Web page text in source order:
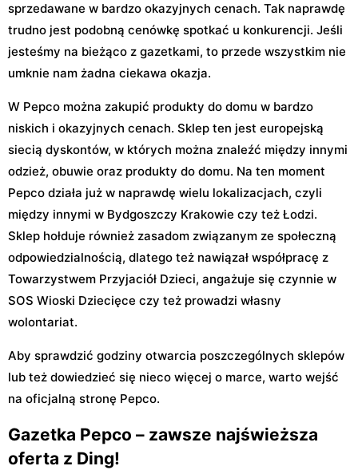
sprzedawane w bardzo okazyjnych cenach. Tak naprawdę
trudno jest podobną cenówkę spotkać u konkurencji. Jeśli
jesteśmy na bieżąco z gazetkami, to przede wszystkim nie
umknie nam żadna ciekawa okazja.
W Pepco można zakupić produkty do domu w bardzo
niskich i okazyjnych cenach. Sklep ten jest europejską
siecią dyskontów, w których można znaleźć między innymi
odzież, obuwie oraz produkty do domu. Na ten moment
Pepco działa już w naprawdę wielu lokalizacjach, czyli
między innymi w Bydgoszczy Krakowie czy też Łodzi.
Sklep hołduje również zasadom związanym ze społeczną
odpowiedzialnością, dlatego też nawiązał współpracę z
Towarzystwem Przyjaciół Dzieci, angażuje się czynnie w
SOS Wioski Dziecięce czy też prowadzi własny
wolontariat.
Aby sprawdzić godziny otwarcia poszczególnych sklepów
lub też dowiedzieć się nieco więcej o marce, warto wejść
na oficjalną stronę Pepco.
Gazetka Pepco – zawsze najświeższa
oferta z Ding!